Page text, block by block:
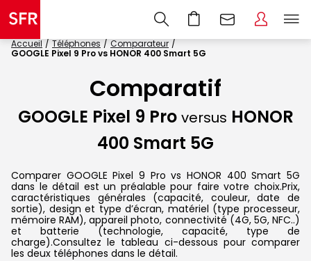
Accueil Téléphones
Comparateur
GOOGLE Pixel 9 Pro vs HONOR 400 Smart 5G
Comparatif
GOOGLE Pixel 9 Pro versus HONOR
400 Smart 5G
Comparer GOOGLE Pixel 9 Pro vs HONOR 400 Smart 5G
dans le détail est un préalable pour faire votre choix.Prix,
caractéristiques générales (capacité, couleur, date de
sortie), design et type d’écran, matériel (type processeur,
mémoire RAM), appareil photo, connectivité (4G, 5G, NFC..)
et batterie (technologie, capacité, type de
charge).Consultez le tableau ci-dessous pour comparer
les deux téléphones dans le détail.